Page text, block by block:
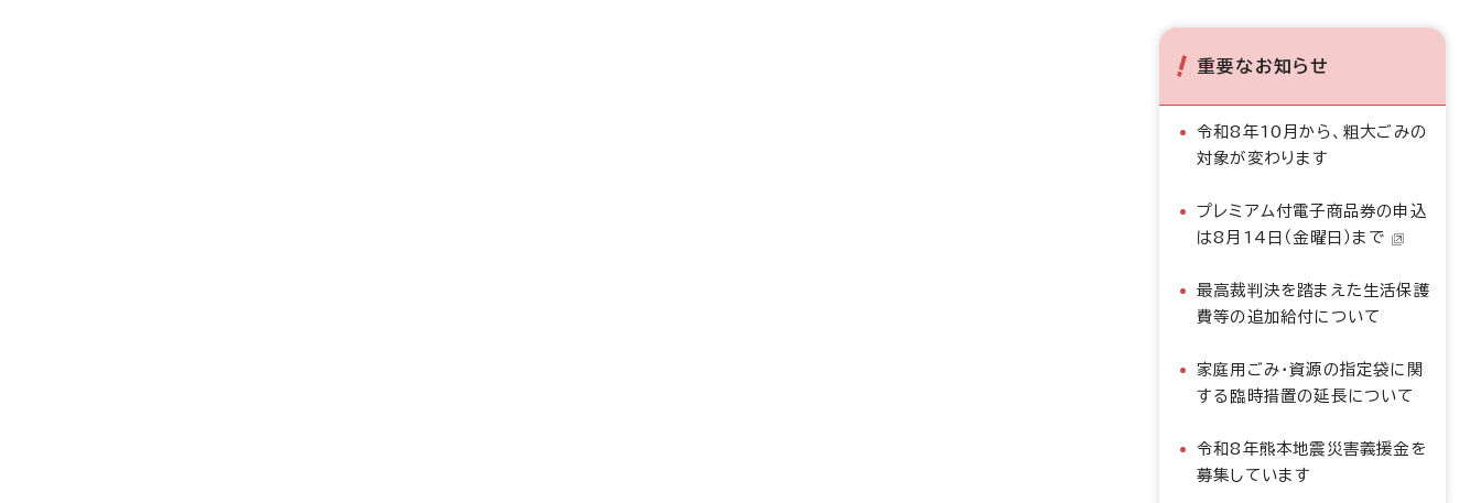
重要なお知らせ
令和8年10月から、粗大ごみの
対象が変わります
プレミアム付電子商品券の申込
は8月14日（金曜日）まで
最高裁判決を踏まえた生活保護
費等の追加給付について
家庭用ごみ・資源の指定袋に関
する臨時措置の延長について
令和8年熊本地震災害義援金を
募集しています